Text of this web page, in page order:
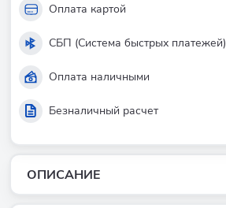
ОПИСАНИЕ
Оплата картой
СБП (Система быстрых платежей)
Оплата наличными
Безналичный расчет